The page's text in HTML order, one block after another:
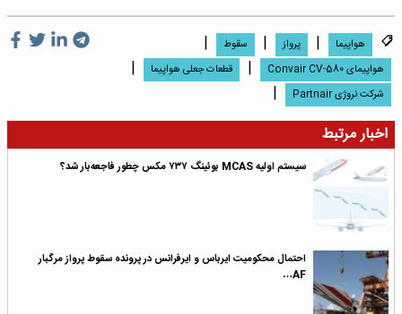
هواپیما | پرواز | سقوط |
هواپیمای Convair CV-580 | قطعات جعلی هواپیما |
شرکت نروژی Partnair
|
اخبار مرتبط
سیستم اولیه MCAS بوئینگ ۷۳۷ مکس چطور فاجعه‌بار شد؟
احتمال محکومیت ایرباس و ایرفرانس در پرونده سقوط پرواز مرگبار
AF…